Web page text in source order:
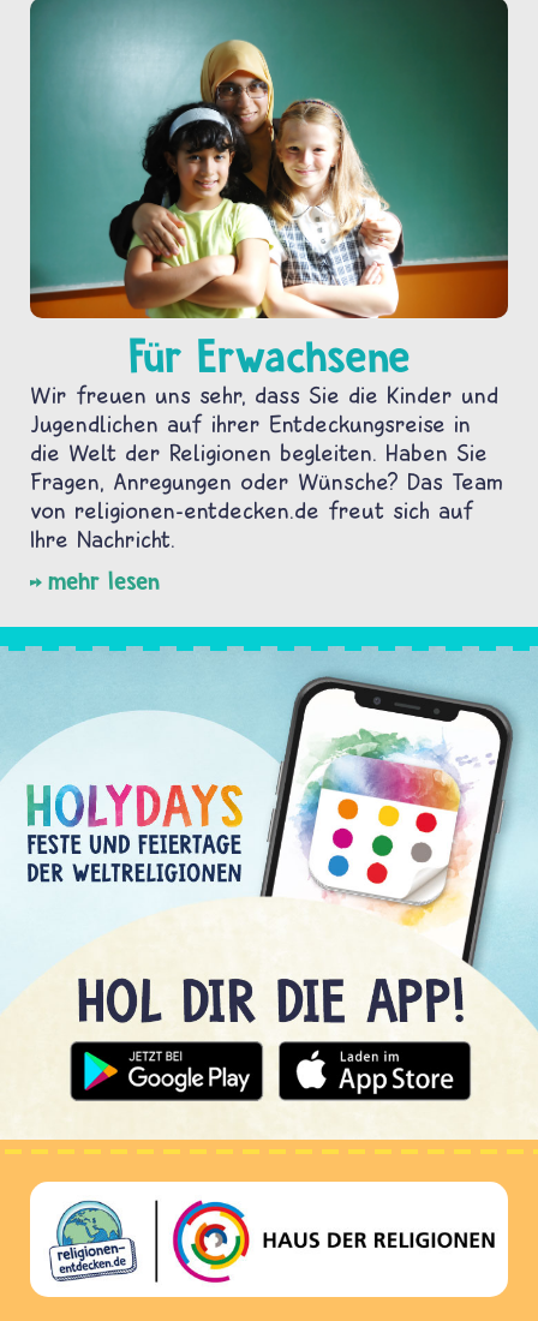
Für Erwachsene
Wir freuen uns sehr, dass Sie die Kinder und
Jugendlichen auf ihrer Entdeckungsreise in
die Welt der Religionen begleiten. Haben Sie
Fragen, Anregungen oder Wünsche? Das Team
von religionen-entdecken.de freut sich auf
Ihre Nachricht.
mehr lesen